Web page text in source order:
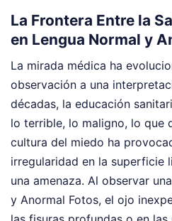
La Frontera Entre la
en Lengua Normal y
La mirada médica ha
observación a una
décadas, la educación
lo terrible, lo maligno, lo que
cultura del miedo ha
irregularidad en la superficie
una amenaza. Al observar
y Anormal Fotos, el ojo